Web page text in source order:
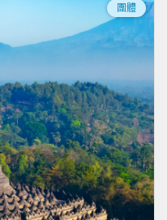
團體